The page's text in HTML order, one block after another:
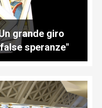
grande giro
speranze"